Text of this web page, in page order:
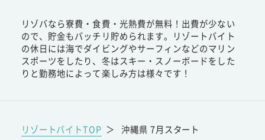
リゾバなら寮費・食費・光熱費が無料！出費が少ない
ので、貯金もバッチリ貯められます。リゾートバイト
の休日には海でダイビングやサーフィンなどのマリン
スポーツをしたり、冬はスキー・スノーボードをした
りと勤務地によって楽しみ方は様々です！
リゾートバイトTOP ＞ 沖縄県 7月スタート